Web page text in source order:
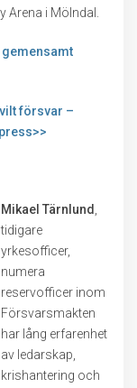
Arena i Mölndal.
försvar –
Mikael Tärnlund
tidigare
yrkesofficer,
numera
reservofficer inom
Försvarsmakten
har lång erfarenhet
av ledarskap,
krishantering och